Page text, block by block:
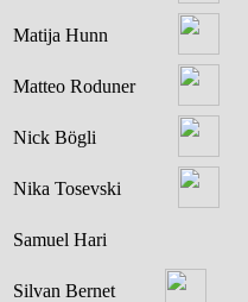
Matija Hunn
Matteo Roduner
Nick Bögli
Nika Tosevski
Samuel Hari
Silvan Bernet